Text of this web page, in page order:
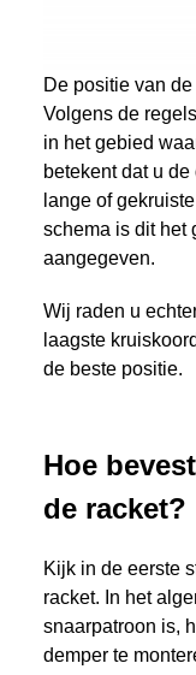
De positie van
Volgens de
in het gebied
betekent dat u
lange of
schema is dit het
aangegeven.
Wij raden u
laagste
de beste positie.
Hoe
de racket?
Kijk in de eerste
racket. In het
snaarpatroon is,
demper te